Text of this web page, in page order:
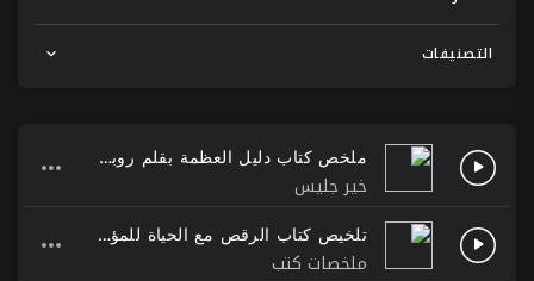
التصنيفات
ملخص كتاب دليل العظمة بقلم روبن شارما
خير جليس
تلخيص كتاب الرقص مع الحياة للمؤلف مهدي الموسوي كتاب مسموع
ملخصات كتب